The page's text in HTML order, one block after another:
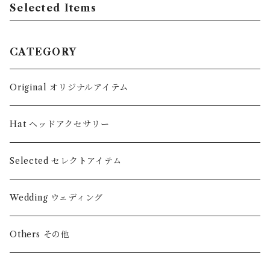
Selected Items
CATEGORY
Original オリジナルアイテム
Hat ヘッドアクセサリー
Selected セレクトアイテム
Wedding ウェディング
Others その他